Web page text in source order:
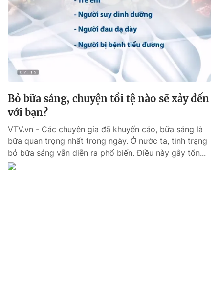
® Cấm sao chép dưới mọi hình thức nếu không có sự chấp
thuận bằng văn bản. Ghi rõ nguồn VTV.vn khi phát hành lại
thông tin từ website này.
Bỏ bữa sáng, chuyện tồi tệ nào sẽ xảy đến
với bạn?
VTV.vn - Các chuyên gia đã khuyến cáo, bữa sáng là
bữa quan trọng nhất trong ngày. Ở nước ta, tình trạng
bỏ bữa sáng vẫn diễn ra phổ biến. Điều này gây tổn...